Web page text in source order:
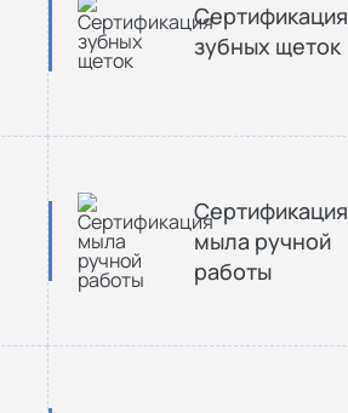
Сертификация
зубных щеток
Сертификация
мыла ручной
работы